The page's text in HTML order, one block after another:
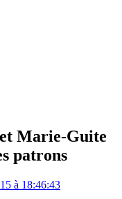
Marie-Guite
patrons
à 18:46:43